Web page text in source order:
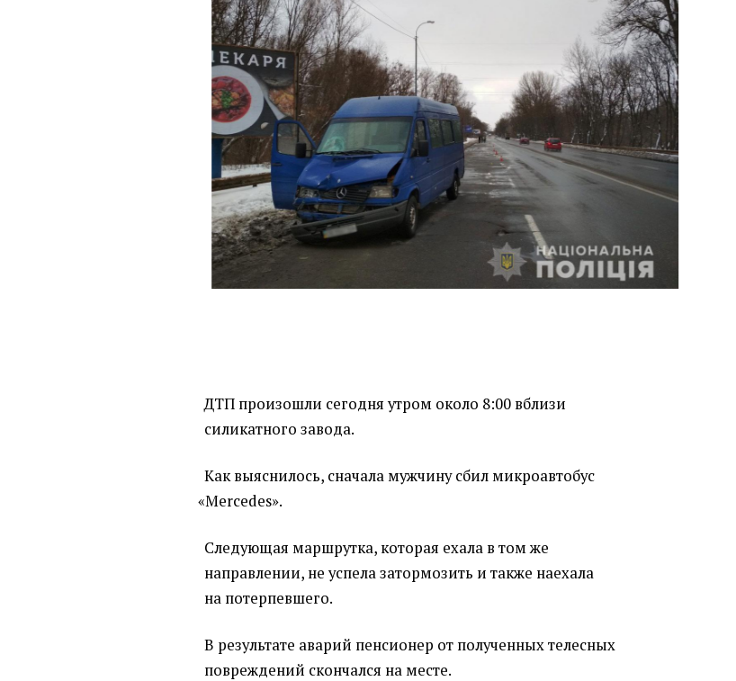
ДТП произошли сегодня утром около 8:00 вблизи
силикатного завода.
Как выяснилось, сначала мужчину сбил микроавтобус
«Mercedes».
Следующая маршрутка, которая ехала в том же
направлении, не успела затормозить и также наехала
на потерпевшего.
В результате аварий пенсионер от полученных телесных
повреждений скончался на месте.